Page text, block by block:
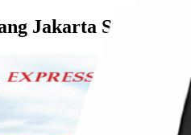
Jakarta Silangit